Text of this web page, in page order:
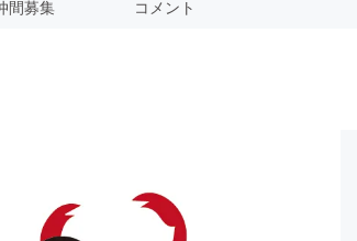
間募集 コメント